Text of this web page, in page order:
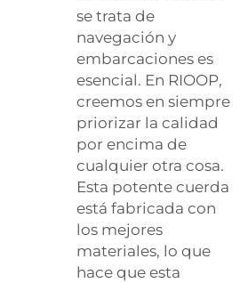
se trata de
navegación y
embarcaciones es
esencial. En RIOOP,
creemos en siempre
priorizar la calidad
por encima de
cualquier otra cosa.
Esta potente cuerda
está fabricada con
los mejores
materiales, lo que
hace que esta